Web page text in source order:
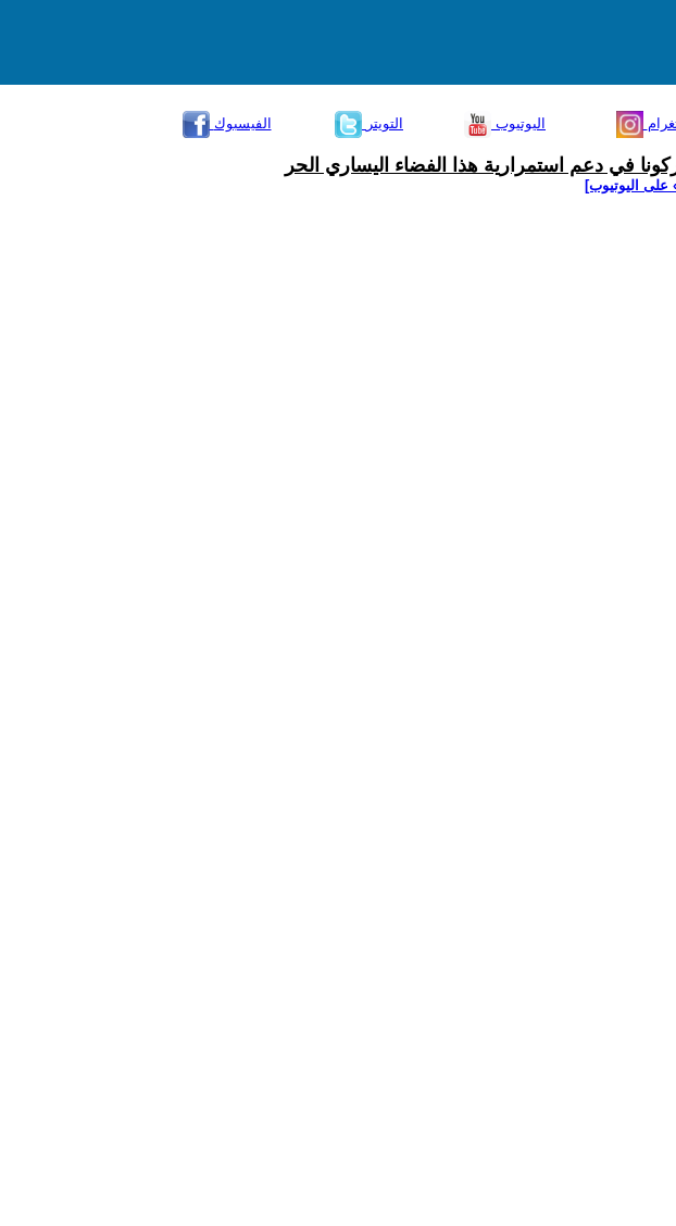
الفيسبوك
التويتر اليوتيوب
في دعم استمرارية هذا الفضاء اليساري الحر
على اليوتيوب]